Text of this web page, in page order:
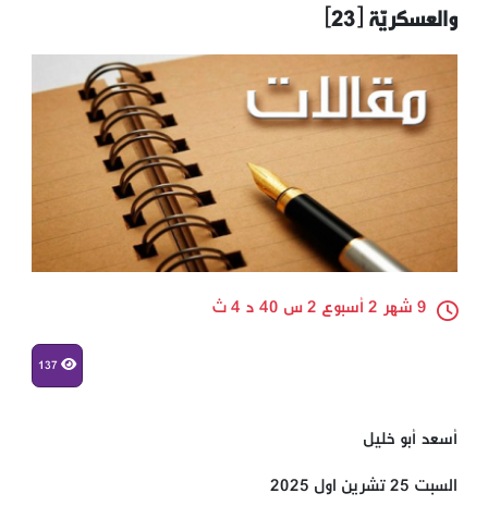
والعسكريّة [23]
9 شهر 2 أسبوع 2 س 40 د 4 ث
137
أسعد أبو خليل
السبت 25 تشرين اول 2025